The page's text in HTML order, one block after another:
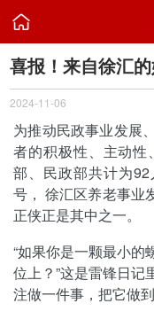

喜报！来自徐汇
2024-11-06
为推动民政事业发展
者的积极性、主动
部、民政部共计为
号， 徐汇区养老事业
正侠正是其中之一。
“如果你是一颗最小的
位上？”这是雷锋日
注做一件事，把它做